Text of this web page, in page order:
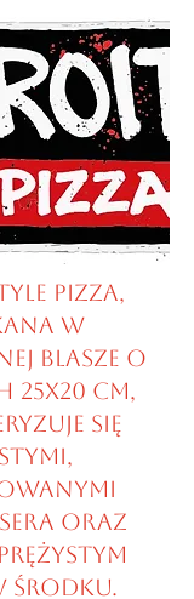
pizza,
w
blasze o
cm,
się
oraz
środku.